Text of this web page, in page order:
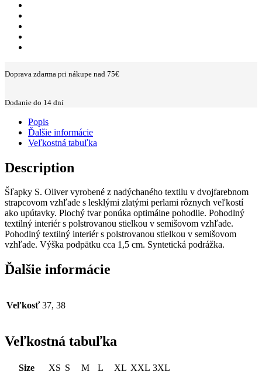
Doprava zdarma pri nákupe nad 75€
Dodanie do 14 dní
Popis
Ďalšie informácie
Veľkostná tabuľka
Description
Šľapky S. Oliver vyrobené z nadýchaného textilu v dvojfarebnom
strapcovom vzhľade s lesklými zlatými perlami rôznych veľkostí
ako upútavky. Plochý tvar ponúka optimálne pohodlie. Pohodlný
textilný interiér s polstrovanou stielkou v semišovom vzhľade.
Pohodlný textilný interiér s polstrovanou stielkou v semišovom
vzhľade. Výška podpätku cca 1,5 cm. Syntetická podrážka.
Ďalšie informácie
Veľkosť 37, 38
Veľkostná tabuľka
Size XS S M L XL XXL 3XL